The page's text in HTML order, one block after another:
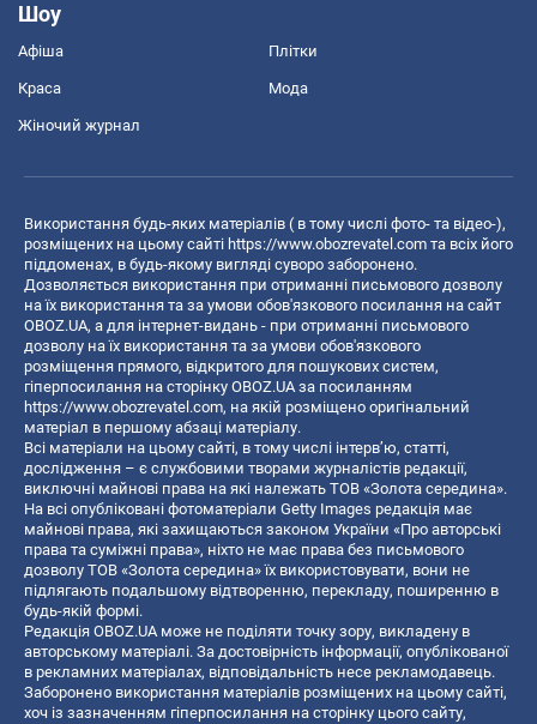
Шоу
Афіша Плітки
Краса Мода
Жіночий журнал
Використання будь-яких матеріалів ( в тому числі фото- та відео-),
розміщених на цьому сайті https://www.obozrevatel.com та всіх його
піддоменах, в будь-якому вигляді суворо заборонено.
Дозволяється використання при отриманні письмового дозволу
на їх використання та за умови обов'язкового посилання на сайт
OBOZ.UA, а для інтернет-видань - при отриманні письмового
дозволу на їх використання та за умови обов'язкового
розміщення прямого, відкритого для пошукових систем,
гіперпосилання на сторінку OBOZ.UA за посиланням
https://www.obozrevatel.com, на якій розміщено оригінальний
матеріал в першому абзаці матеріалу.
Всі матеріали на цьому сайті, в тому числі інтерв’ю, статті,
дослідження – є службовими творами журналістів редакції,
виключні майнові права на які належать ТОВ «Золота середина».
На всі опубліковані фотоматеріали Getty Images редакція має
майнові права, які захищаються законом України «Про авторські
права та суміжні права», ніхто не має права без письмового
дозволу ТОВ «Золота середина» їх використовувати, вони не
підлягають подальшому відтворенню, перекладу, поширенню в
будь-якій формі.
Редакція OBOZ.UA може не поділяти точку зору, викладену в
авторському матеріалі. За достовірність інформації, опублікованої
в рекламних матеріалах, відповідальність несе рекламодавець.
Заборонено використання матеріалів розміщених на цьому сайті,
хоч із зазначенням гіперпосилання на сторінку цього сайту,